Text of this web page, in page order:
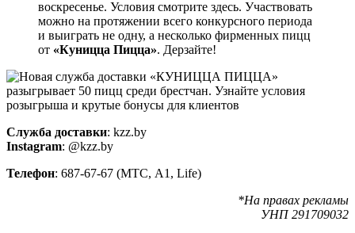
воскресенье. Условия смотрите здесь. Участвовать
можно на протяжении всего конкурсного периода
и выиграть не одну, а несколько фирменных пицц
от «Куницца Пицца». Дерзайте!
Служба доставки: kzz.by
Instagram: @kzz.by
Телефон: 687-67-67 (МТС, А1, Life)
*На правах рекламы
УНП 291709032